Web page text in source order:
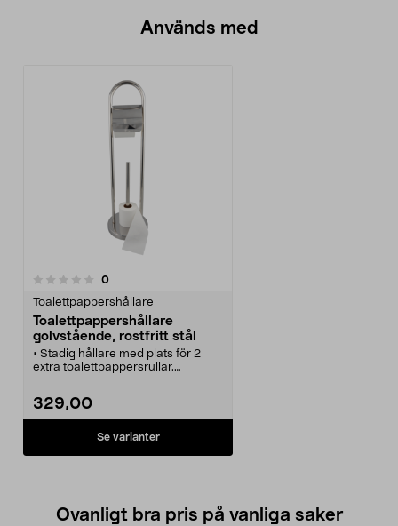
Används med
0recensioner
Toalettpappershållare
Toalettpappershållare
golvstående, rostfritt stål
• Stadig hållare med plats för 2
extra toalettpappersrullar.
stål, höjd: 75 cm.
• Toapappershållare med lock –
riv av pappret enklare.
329,00
Se varianter
Ovanligt bra pris på vanliga saker